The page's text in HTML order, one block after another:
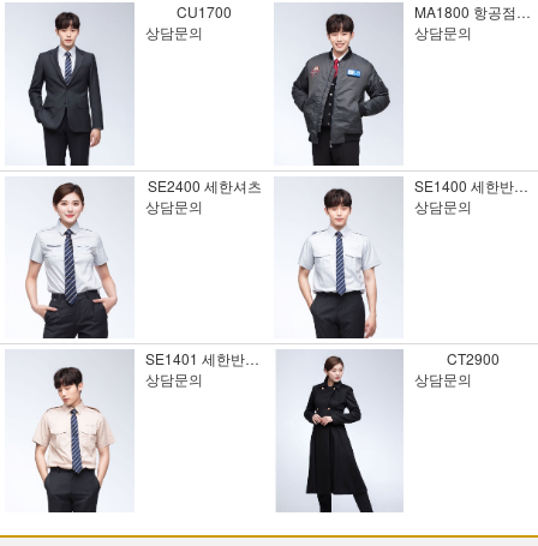
CU1700
상담문의
MA1800 항공점퍼1
상담문의
SE2400 세한셔츠
상담문의
SE1400 세한반팔셔츠1
상담문의
SE1401 세한반팔셔츠2
상담문의
CT2900
상담문의